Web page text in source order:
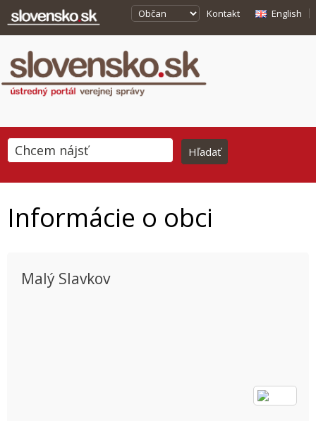
Kontakt English
Informácie o obci
Malý Slavkov